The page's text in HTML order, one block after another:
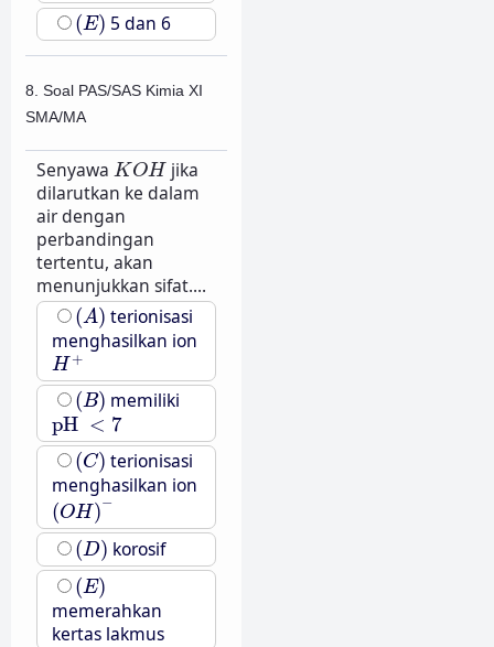
(E)
(E) 5 dan 6
8. Soal PAS/SAS Kimia XI
SMA/MA
Senyawa KOH
KOH jika
dilarutkan ke dalam
air dengan
perbandingan
tertentu, akan
menunjukkan sifat....
(A)
(A) terionisasi
menghasilkan ion
H +
H+
(B)
(B) memiliki
pH < 7
pH <7
(C)
(C) terionisasi
menghasilkan ion
(OH)−
(OH)−
(D)
(D) korosif
(E)
(E)
memerahkan
kertas lakmus